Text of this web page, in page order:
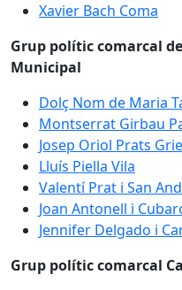
Xavier Bach Coma
Grup polític comarcal
Municipal
Dolç Nom de Maria
Montserrat Girbau
Josep Oriol Prats
Lluís Piella Vila
Valentí Prat i San
Joan Antonell i
Jennifer Delgado i
Grup polític comarcal